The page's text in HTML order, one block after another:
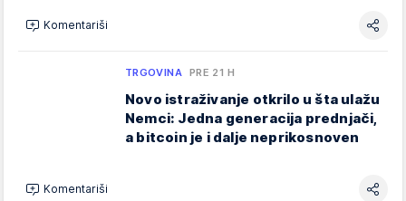
Komentariši
TRGOVINA PRE 21 H
Novo istraživanje otkrilo u šta ulažu
Nemci: Jedna generacija prednjači,
a bitcoin je i dalje neprikosnoven
Komentariši